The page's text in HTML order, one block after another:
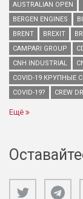
AUSTRALIAN OPEN
BERGEN ENGINES
BRENT
BREXIT
CAMPARI GROUP
CNH INDUSTRIAL
COVID-19
COVID-19?
CREW
Ещё